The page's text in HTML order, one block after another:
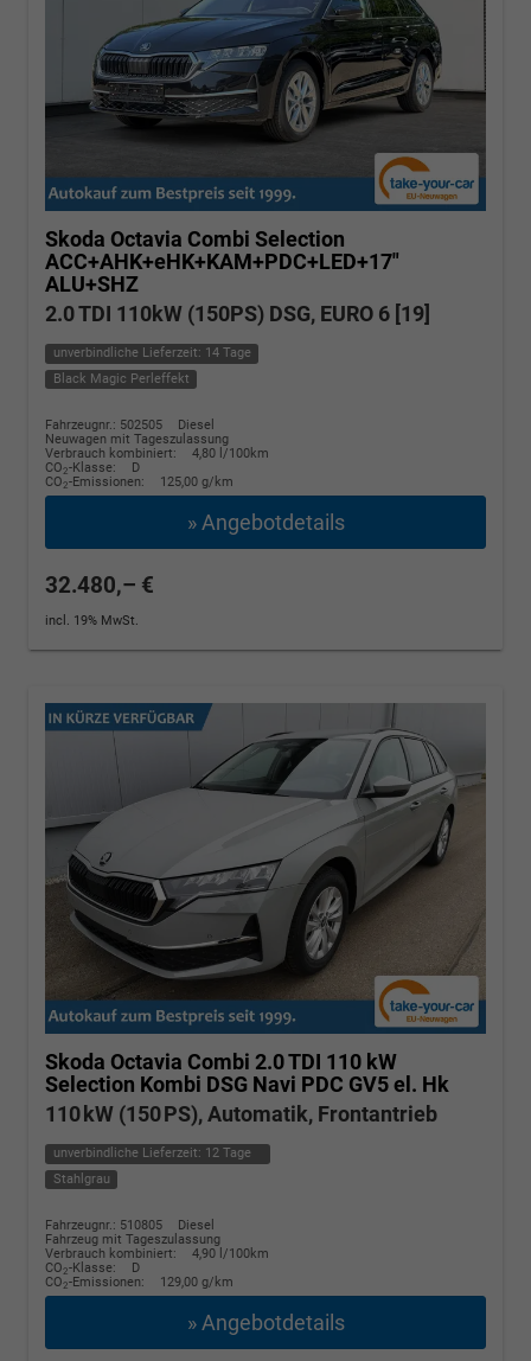
Skoda Octavia Combi Selection
ACC+AHK+eHK+KAM+PDC+LED+17"
ALU+SHZ
2.0 TDI 110kW (150PS) DSG, EURO 6 [19]
unverbindliche Lieferzeit: 14 Tage
Black Magic Perleffekt
Fahrzeugnr.: 502505
Diesel
Neuwagen mit Tageszulassung
Verbrauch kombiniert:
4,80 l/100km
CO2-Klasse:
D
CO2-Emissionen: 125,00 g/km
» Angebotdetails
32.480,– €
incl. 19% MwSt.
Skoda Octavia Combi 2.0 TDI 110 kW
Selection Kombi DSG Navi PDC GV5 el. Hk
110 kW (150 PS), Automatik, Frontantrieb
unverbindliche Lieferzeit: 12 Tage
Stahlgrau
Fahrzeugnr.: 510805
Diesel
Fahrzeug mit Tageszulassung
Verbrauch kombiniert:
4,90 l/100km
CO2-Klasse:
D
CO2-Emissionen: 129,00 g/km
» Angebotdetails